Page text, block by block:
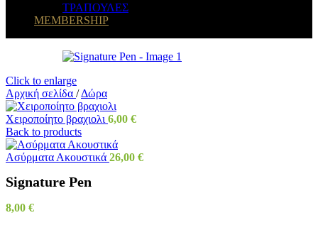
ΤΡΑΠΟΥΛΕΣ
MEMBERSHIP
Click to enlarge
Αρχική σελίδα / Δώρα
Χειροποίητο βραχιολι 6,00 €
Back to products
Ασύρματα Ακουστικά 26,00 €
Signature Pen
8,00 €